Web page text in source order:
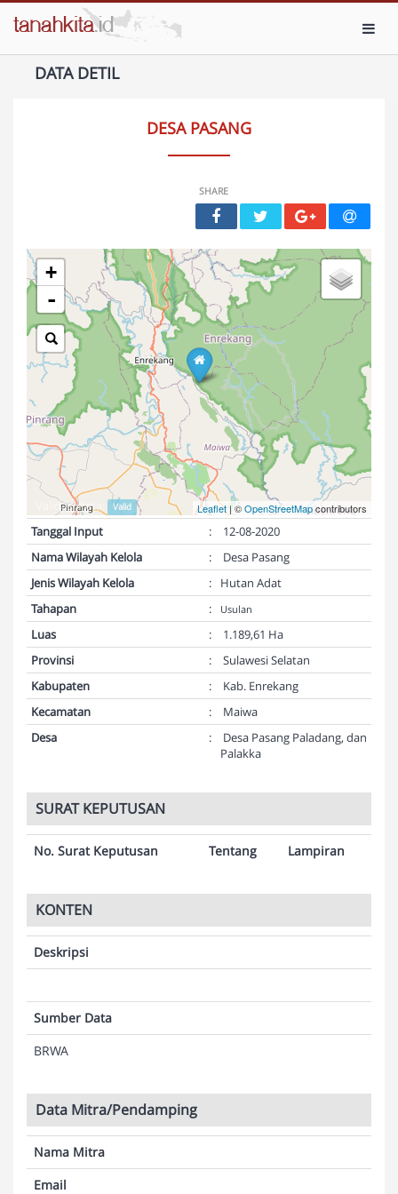
DATA DETIL
DESA PASANG
SHARE
+
-
Leaflet | ©OpenStreetMapcontributors
Validasi Peta: Valid
Tanggal Input :
12-08-2020
Nama Wilayah Kelola
:
Desa Pasang
Jenis Wilayah Kelola
:
Hutan Adat
Tahapan
: Usulan
Luas :
1.189,61 Ha
Provinsi
:
Sulawesi Selatan
Kabupaten
:
Kab. Enrekang
Kecamatan
:
Maiwa
Desa
:
Desa Pasang Paladang, dan
Palakka
SURAT KEPUTUSAN
No. Surat Keputusan Tentang Lampiran
KONTEN
Deskripsi
Sumber Data
BRWA
Data Mitra/Pendamping
Nama Mitra
Email